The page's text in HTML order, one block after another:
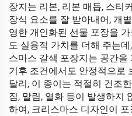
장지는 리본, 리본 매듭, 스티
장식 요소를 잘 받아내어, 개
영한 개인화된 선물 포장을
도 실용적 가치를 더해 주는
스마스 갈색 포장지는 공간
기후 조건에서도 안정적으로
달리, 이 종이는 적절히 건조
짐, 말림, 열화 등이 발생하지
하여, 크리스마스 디자인이